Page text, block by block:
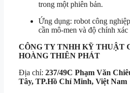
trong một phiên bản.
Ứng dụng: robot công
cần mô-men và độ chính xác
CÔNG TY TNHH KỸ THUẬT
HOÀNG THIÊN PHÁT
Địa chỉ: 237/49C Phạm Văn
Tây, TP.Hồ Chí Minh, Việt Nam